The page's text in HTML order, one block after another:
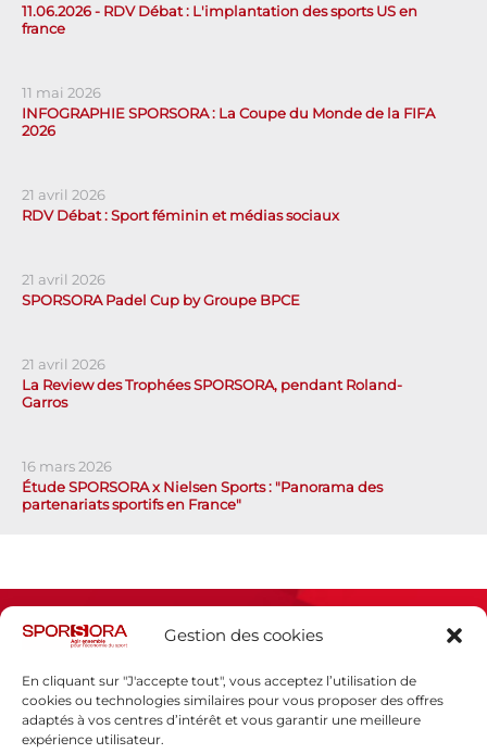
Gestion des cookies
En cliquant sur "J'accepte tout", vous acceptez l’utilisation de
cookies ou technologies similaires pour vous proposer des offres
adaptés à vos centres d’intérêt et vous garantir une meilleure
expérience utilisateur.
11.06.2026 - RDV Débat : L'implantation des sports US en
france
11 mai 2026
INFOGRAPHIE SPORSORA : La Coupe du Monde de la FIFA
2026
21 avril 2026
RDV Débat : Sport féminin et médias sociaux
21 avril 2026
SPORSORA Padel Cup by Groupe BPCE
21 avril 2026
La Review des Trophées SPORSORA, pendant Roland-
Garros
16 mars 2026
Étude SPORSORA x Nielsen Sports : "Panorama des
partenariats sportifs en France"
Espace presse